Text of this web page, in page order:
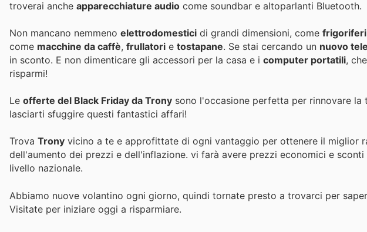
troverai anche apparecchiature audio come soundbar e altoparlanti Bluetooth.
Non mancano nemmeno elettrodomestici di grandi dimensioni, come frigoriferi
come macchine da caffè, frullatori e tostapane. Se stai cercando un nuovo
in sconto. E non dimenticare gli accessori per la casa e i computer portatili,
risparmi!
Le offerte del Black Friday da Trony sono l'occasione perfetta per rinnovare
lasciarti sfuggire questi fantastici affari!
Trova Trony vicino a te e approfittate di ogni vantaggio per ottenere il miglior
dell'aumento dei prezzi e dell'inflazione. vi farà avere prezzi economici e sconti
livello nazionale.
Abbiamo nuove volantino ogni giorno, quindi tornate presto a trovarci per
Visitate per iniziare oggi a risparmiare.